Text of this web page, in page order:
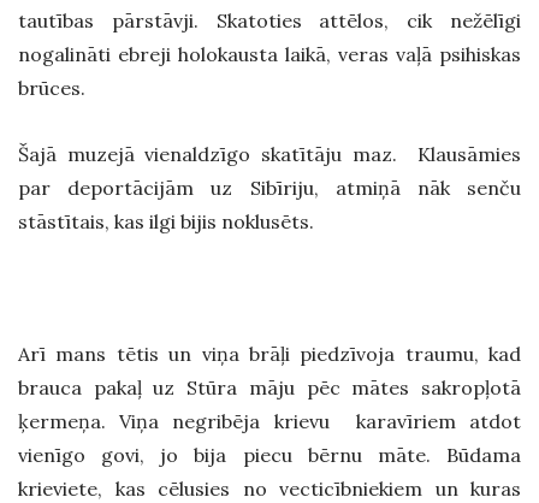
tautības pārstāvji. Skatoties attēlos, cik nežēlīgi
nogalināti ebreji holokausta laikā, veras vaļā psihiskas
brūces.
Šajā muzejā vienaldzīgo skatītāju maz. Klausāmies
par deportācijām uz Sibīriju, atmiņā nāk senču
stāstītais, kas ilgi bijis noklusēts.
Arī mans tētis un viņa brāļi piedzīvoja traumu, kad
brauca pakaļ uz Stūra māju pēc mātes sakropļotā
ķermeņa. Viņa negribēja krievu karavīriem atdot
vienīgo govi, jo bija piecu bērnu māte. Būdama
krieviete, kas cēlusies no vecticībniekiem un kuras